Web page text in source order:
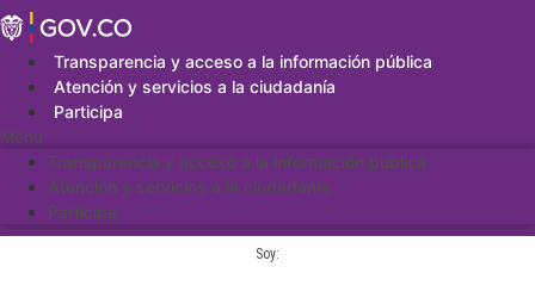
Saltar
al
contenidoTransparencia y acceso a la información pública
Atención y servicios a la ciudadanía
Participa
Menu
Transparencia y acceso a la información pública
Atención y servicios a la ciudadanía
Participa
Soy: